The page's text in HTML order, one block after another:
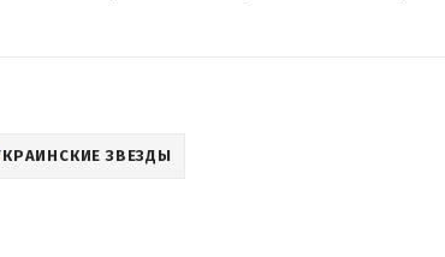
ЗВЕЗДЫ